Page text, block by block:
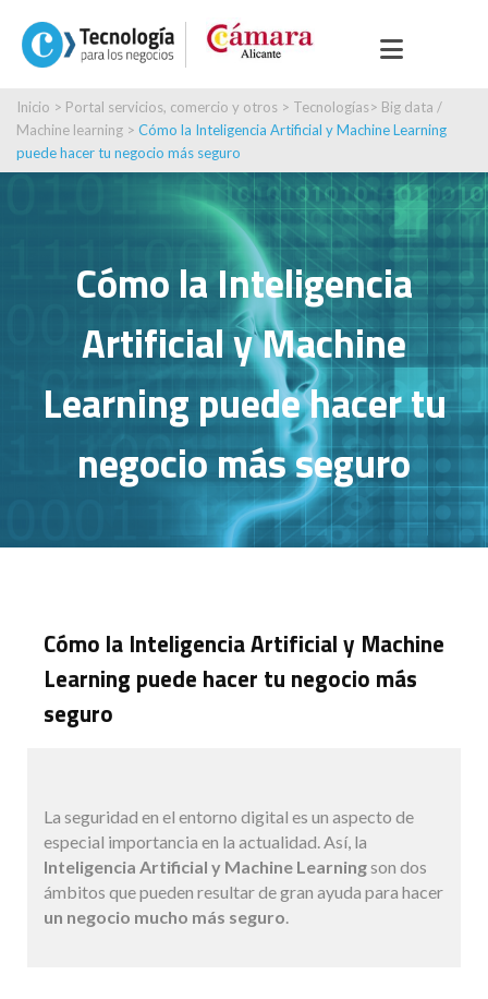
Inicio > Portal servicios, comercio y otros > Tecnologías> Big data /
Machine learning > Cómo la Inteligencia Artificial y Machine Learning
puede hacer tu negocio más seguro
Cómo la Inteligencia
Artificial y Machine
Learning puede hacer tu
negocio más seguro
Cómo la Inteligencia Artificial y Machine
Learning puede hacer tu negocio más
seguro
La seguridad en el entorno digital es un aspecto de
especial importancia en la actualidad. Así, la
Inteligencia Artificial y Machine Learningson dos
ámbitos que pueden resultar de gran ayuda para hacer
un negocio mucho más seguro.